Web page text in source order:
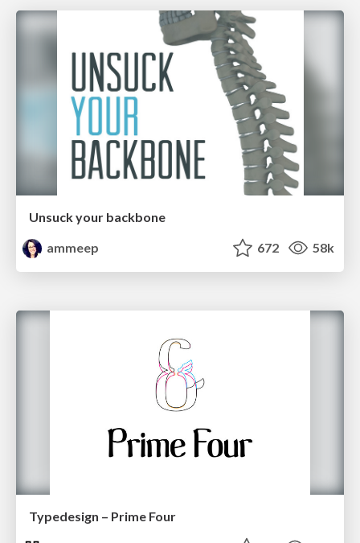
Unsuck your backbone
ammeep
672 58k
Typedesign – Prime Four